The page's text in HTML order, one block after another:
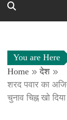
You are Here
Home
देश
शरद पवार का
चुनाव चिह्न खो दिया